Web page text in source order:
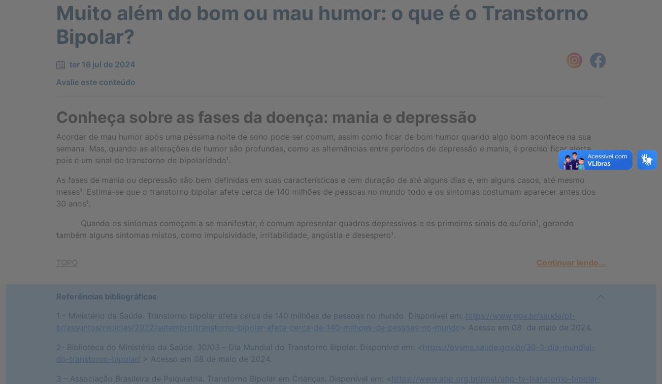
Muito além do bom ou mau humor: o que é o Transtorno
Bipolar?
ter 16 jul de 2024
Avalie este conteúdo
Conheça sobre as fases da doença: mania e depressão
Acordar de mau humor após uma péssima noite de sono pode ser comum, assim como ficar de bom humor quando algo bom acontece na sua
semana. Mas, quando as alterações de humor são profundas, como as alternâncias entre períodos de depressão e mania, é preciso ficar alerta,
pois é um sinal de transtorno de bipolaridade¹.
As fases de mania ou depressão são bem definidas em suas características e tem duração de até alguns dias e, em alguns casos, até mesmo
meses¹. Estima-se que o transtorno bipolar afete cerca de 140 milhões de pessoas no mundo todo e os sintomas costumam aparecer antes dos
30 anos¹.
Quando os sintomas começam a se manifestar, é comum apresentar quadros depressivos e os primeiros sinais de euforia¹, gerando
também alguns sintomas mistos, como impulsividade, irritabilidade, angústia e desespero¹.
TOPO Continuar lendo...
Referências bibliográficas
1 – Ministério da Saúde. Transtorno bipolar afeta cerca de 140 milhões de pessoas no mundo. Disponível em: https://www.gov.br/saude/pt-
br/assuntos/noticias/2022/setembro/transtorno-bipolar-afeta-cerca-de-140-milhoes-de-pessoas-no-mundo > Acesso em 08 de maio de 2024.
2- Biblioteca do Ministério da Saúde. 30/03 – Dia Mundial do Transtorno Bipolar. Disponível em: <https://bvsms.saude.gov.br/30-3-dia-mundial-
do-transtorno-bipolar/ > Acesso em 08 de maio de 2024.
3 – Associação Brasileira de Psiquiatria. Transtorno Bipolar em Crianças. Disponível em: <https://www.abp.org.br/post/abp-tv-transtorno-bipolar-